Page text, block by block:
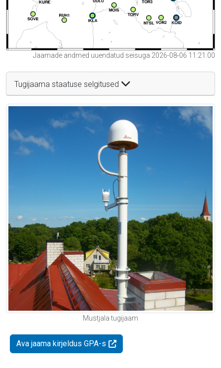
Jaamade andmed uuendatud seisuga 2026-08-06 11:21:00
Tugijaama staatuse selgitused
Mustjala tugijaam
Ava jaama kirjeldus GPA-s